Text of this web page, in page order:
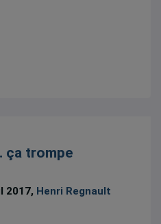
ça trompe
2017, Henri Regnault